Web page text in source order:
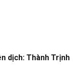
dịch: Thành Trịnh